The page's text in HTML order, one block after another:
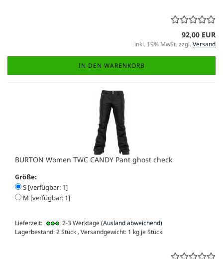
92,00 EUR
inkl. 19% MwSt. zzgl.Versand
IN DEN WARENKORB
BURTON Women TWC CANDY Pant ghost check
Größe:
S [verfügbar: 1]
M [verfügbar: 1]
Lieferzeit: 2-3 Werktage(Ausland abweichend)
Lagerbestand: 2 Stück , Versandgewicht: 1 kg je Stück